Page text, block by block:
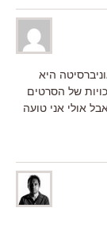
היא
של הסרטים
אולי אני טועה